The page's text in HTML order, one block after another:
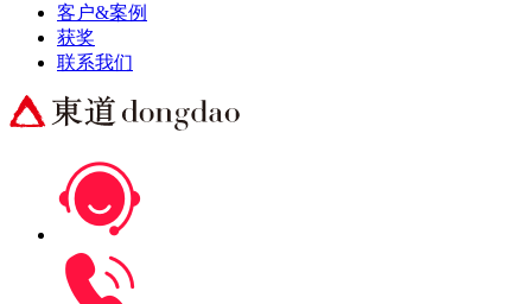
客户&案例
获奖
联系我们